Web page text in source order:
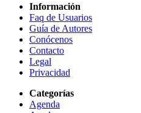
Información
Faq de Usuarios
Guía de Autores
Conócenos
Contacto
Legal
Privacidad
Categorías
Agenda